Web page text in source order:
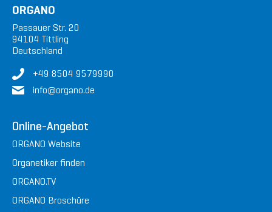
ORGANO
Passauer Str. 20
94104 Tittling
Deutschland
+49 8504 9579990
info@organo.de
Online-Angebot
ORGANO Website
Organetiker finden
ORGANO.TV
ORGANO Broschüre